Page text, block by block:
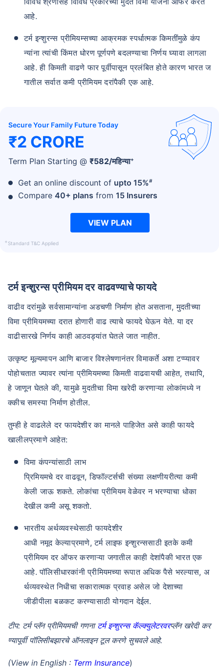
आहे.
टर्म इन्शुरन्स प्रीमियम्सच्या आक्रमक स्पर्धात्मक किमतींमुळे कंप
न्यांना त्यांची किंमत धोरण पूर्णपणे बदलण्याचा निर्णय घ्यावा लागला
आहे. ही किमती वाढणे फार पूर्वीपासून प्रलंबित होते कारण भारत ज
गातील सर्वात कमी प्रीमियम दरांपैकी एक आहे.
Secure Your Family Future Today
₹2 CRORE
Term Plan Starting @ ₹582/महिन्या+
Get an online discount of upto 15%#
Compare 40+ plans from 15 Insurers
VIEW PLAN
+Standard T&C Applied
टर्म इन्शुरन्स प्रीमियम दर वाढवण्याचे फायदे
वाढीव दरांमुळे सर्वसामान्यांना अडचणी निर्माण होत असताना, मुदतीच्या
विमा प्रीमियमच्या दरात होणारी वाढ त्याचे फायदे घेऊन येते. या दर
वाढीसारखे निर्णय काही आठवड्यांत घेतले जात नाहीत.
उत्कृष्ट मूल्यमापन आणि बाजार विश्लेषणानंतर विमाकर्ते अशा टप्प्यावर
पोहोचतात ज्यावर त्यांना प्रीमियमच्या किमती वाढवायची आहेत, तथापि,
हे जाणून घेतले की, यामुळे मुदतीचा विमा खरेदी करणाऱ्या लोकांमध्ये न
क्कीच समस्या निर्माण होतील.
तुम्ही हे वाढलेले दर फायदेशीर का मानले पाहिजेत असे काही फायदे
खालीलप्रमाणे आहेत:
विमा कंपन्यांसाठी लाभ
प्रिमियमचे दर वाढवून, डिफॉल्टर्सची संख्या लक्षणीयरीत्या कमी
केली जाऊ शकते. लोकांचा प्रीमियम वेळेवर न भरण्याचा धोका
देखील कमी असू शकतो.
भारतीय अर्थव्यवस्थेसाठी फायदेशीर
आधी नमूद केल्याप्रमाणे, टर्म लाइफ इन्शुरन्ससाठी इतके कमी
प्रीमियम दर ऑफर करणाऱ्या जगातील काही देशांपैकी भारत एक
आहे. पॉलिसीधारकांनी प्रीमियमच्या रूपात अधिक पैसे भरल्यास, अ
र्थव्यवस्थेत निधीचा सकारात्मक प्रवाह असेल जो देशाच्या
जीडीपीला बळकट करण्यासाठी योगदान देईल.
टीप: टर्म प्लॅन प्रीमियमची गणना टर्म इन्शुरन्स कॅल्क्युलेटरवरप्लॅन खरेदी कर
ण्यापूर्वी पॉलिसीबझारचे ऑनलाइन टूल करणे सुचवले आहे.
(View in English : Term Insurance)
तुमच्या कुटुंबाची सुरक्षा फक्त एक पाऊल दूर आह
*₹434 प्रति महिना, 1 कोटीच्या टर्म लाइफ विम्यासाठी सुरुवातीची किंमत आहे — धूम्रपान न करणाऱ्या, कोणतेही पूर्व-विद्यमान
आजार नसलेल्या व्यक्तीसाठी, 36 वर्षे वयापर्यंत कव्हर। *₹630 प्रति महिना, 1 कोटीच्या टर्म लाइफ विम्यासाठी सुरुवातीची किंमत
आहे — धूम्रपान न करणाऱ्या, कोणतेही पूर्व-विद्यमान आजार नसलेल्या व्यक्तीसाठी, 46 वर्षे वयापर्यंत कव्हर। *₹1,376 प्रति
महिना, 1 कोटीच्या टर्म लाइफ विम्यासाठी सुरुवातीची किंमत आहे — धूम्रपान न करणाऱ्या, कोणतेही पूर्व-विद्यमान आजार नसलेल्या
व्यक्तीसाठी, 56 वर्षे वयापर्यंत कव्हर।